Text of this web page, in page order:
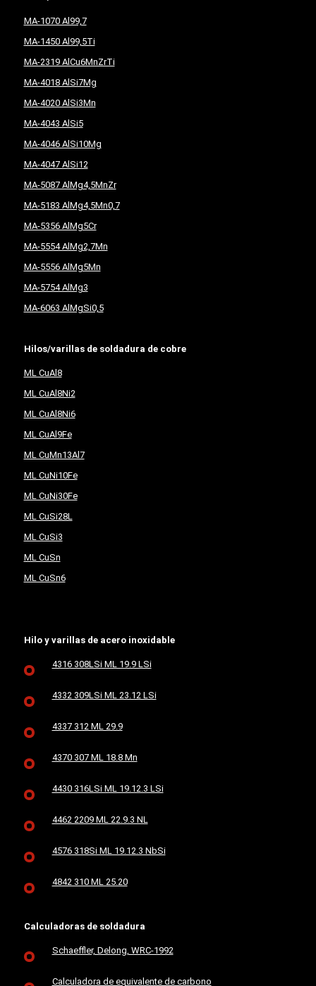
MA-1070 Al99,7
MA-1450 Al99,5Ti
MA-2319 AlCu6MnZrTi
MA-4018 AlSi7Mg
MA-4020 AlSi3Mn
MA-4043 AlSi5
MA-4046 AlSi10Mg
MA-4047 AlSi12
MA-5087 AlMg4,5MnZr
MA-5183 AlMg4,5Mn0,7
MA-5356 AlMg5Cr
MA-5554 AlMg2,7Mn
MA-5556 AlMg5Mn
MA-5754 AlMg3
MA-6063 AlMgSi0,5
Hilos/varillas de soldadura de cobre
ML CuAl8
ML CuAl8Ni2
ML CuAl8Ni6
ML CuAl9Fe
ML CuMn13Al7
ML CuNi10Fe
ML CuNi30Fe
ML CuSi28L
ML CuSi3
ML CuSn
ML CuSn6
Hilo y varillas de acero inoxidable
4316 308LSi ML 19.9 LSi
4332 309LSi ML 23.12 LSi
4337 312 ML 29.9
4370 307 ML 18.8 Mn
4430 316LSi ML 19.12.3 LSi
4462 2209 ML 22.9.3 NL
4576 318Si ML 19.12.3 NbSi
4842 310 ML 25.20
Calculadoras de soldadura
Schaeffler, Delong, WRC-1992
Calculadora de equivalente de carbono